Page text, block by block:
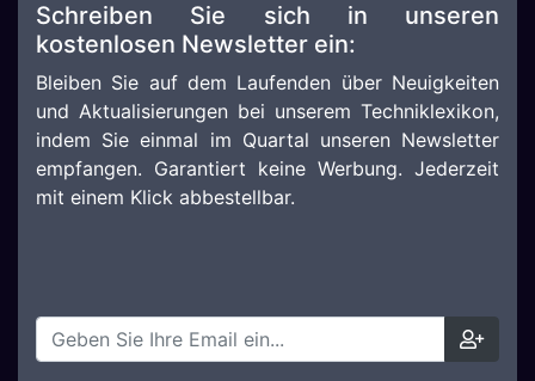
Schreiben Sie sich in unseren
kostenlosen Newsletter ein:
Bleiben Sie auf dem Laufenden über Neuigkeiten
und Aktualisierungen bei unserem Techniklexikon,
indem Sie einmal im Quartal unseren Newsletter
empfangen. Garantiert keine Werbung. Jederzeit
mit einem Klick abbestellbar.